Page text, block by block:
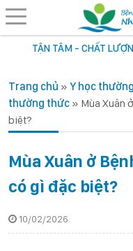
TẬN TÂM - CHẤT
Trang chủ » Y học
thường thức » Mùa Xuân
biệt?
Mùa Xuân ở
có gì đặc biệt?
10/02/2026